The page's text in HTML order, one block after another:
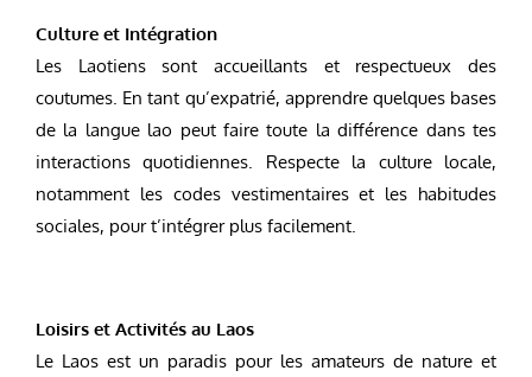
Culture et Intégration
Les Laotiens sont accueillants et respectueux des
coutumes. En tant qu’expatrié, apprendre quelques bases
de la langue lao peut faire toute la différence dans tes
interactions quotidiennes. Respecte la culture locale,
notamment les codes vestimentaires et les habitudes
sociales, pour t’intégrer plus facilement.
Loisirs et Activités au Laos
Le Laos est un paradis pour les amateurs de nature et